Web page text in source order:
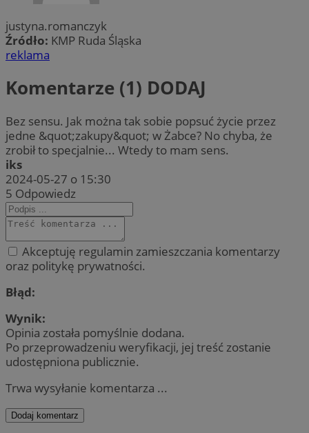
justyna.romanczyk
Źródło: KMP Ruda Śląska
reklama
Komentarze (1) DODAJ
Bez sensu. Jak można tak sobie popsuć życie przez
jedne &quot;zakupy&quot; w Żabce? No chyba, że
zrobił to specjalnie... Wtedy to mam sens.
iks
2024-05-27 o 15:30
5 Odpowiedz
Akceptuję regulamin zamieszczania komentarzy
oraz politykę prywatności.
Błąd:
Wynik:
Opinia została pomyślnie dodana.
Po przeprowadzeniu weryfikacji, jej treść zostanie
udostępniona publicznie.
Trwa wysyłanie komentarza ...
Dodaj komentarz